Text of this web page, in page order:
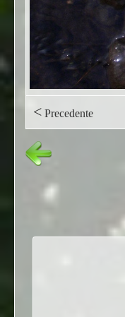
< Precedente